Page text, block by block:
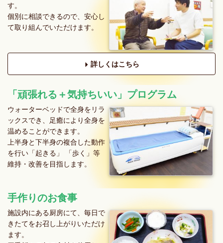
す。
個別に相談できるので、安心し
て取り組んでいただけます。
詳しくはこちら
「頑張れる＋気持ちいい」プログラム
ウォーターベッドで全身をリラ
ックスでき、足癒により全身を
温めることができます。
上半身と下半身の複合した動作
を行い「起きる」 「歩く」等
維持・改善を目指します。
手作りのお食事
施設内にある厨房にて、毎日で
きたてをお召し上がりいただけ
ます。